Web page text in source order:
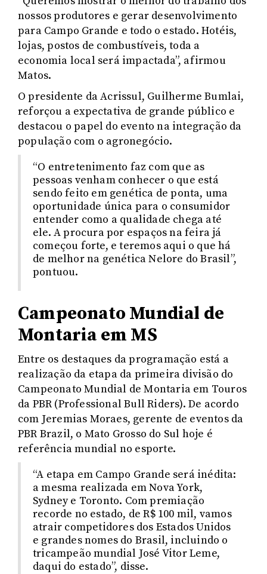
nossos produtores e gerar desenvolvimento
para Campo Grande e todo o estado. Hotéis,
lojas, postos de combustíveis, toda a
economia local será impactada”, afirmou
Matos.
O presidente da Acrissul, Guilherme Bumlai,
reforçou a expectativa de grande público e
destacou o papel do evento na integração da
população com o agronegócio.
“O entretenimento faz com que as
pessoas venham conhecer o que está
sendo feito em genética de ponta, uma
oportunidade única para o consumidor
entender como a qualidade chega até
ele. A procura por espaços na feira já
começou forte, e teremos aqui o que há
de melhor na genética Nelore do Brasil”,
pontuou.
Campeonato Mundial de
Montaria em MS
Entre os destaques da programação está a
realização da etapa da primeira divisão do
Campeonato Mundial de Montaria em Touros
da PBR (Professional Bull Riders). De acordo
com Jeremias Moraes, gerente de eventos da
PBR Brazil, o Mato Grosso do Sul hoje é
referência mundial no esporte.
“A etapa em Campo Grande será inédita:
a mesma realizada em Nova York,
Sydney e Toronto. Com premiação
recorde no estado, de R$ 100 mil, vamos
atrair competidores dos Estados Unidos
e grandes nomes do Brasil, incluindo o
tricampeão mundial José Vitor Leme,
daqui do estado”, disse.